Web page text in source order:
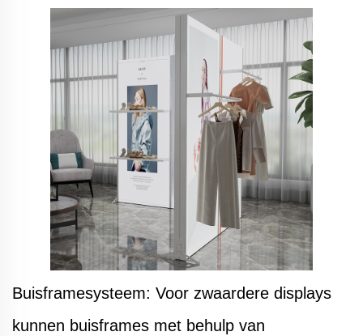
Buisframesysteem: Voor zwaardere displays
kunnen buisframes met behulp van